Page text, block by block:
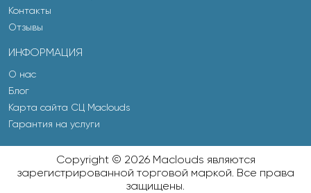
Контакты
Отзывы
ИНФОРМАЦИЯ
О нас
Блог
Карта сайта СЦ Maclouds
Гарантия на услуги
Copyright © 2026 Maclouds являются
зарегистрированной торговой маркой. Все права
защищены.